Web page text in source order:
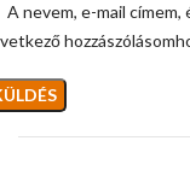
A nevem, e-mail